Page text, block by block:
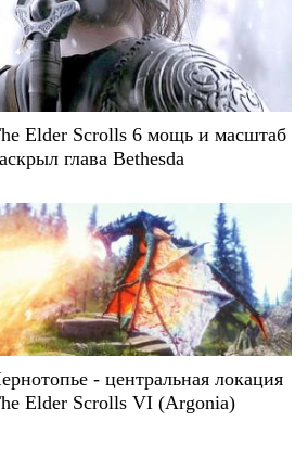
Elder Scrolls 6 мощь и масштаб
глава Bethesda
- центральная локация
Elder Scrolls VI (Argonia)